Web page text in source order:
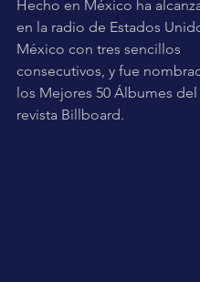
Hecho en México ha
en la radio de Estados
México con tres sencillos
consecutivos, y fue
los Mejores 50 Álbumes del
revista Billboard.